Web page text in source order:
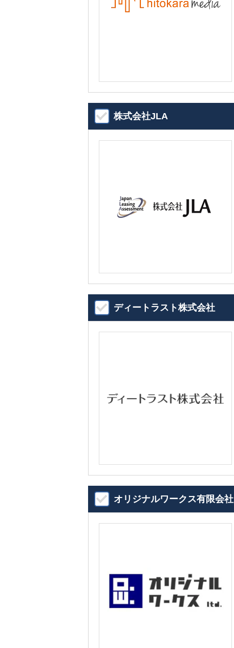
株式会社JLA
ディートラスト株式会社
オリジナルワークス有限会社